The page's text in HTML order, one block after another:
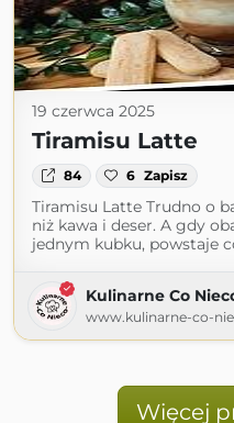
19 czerwca 2025
Tiramisu Latte
84 6 Zapisz
Tiramisu Latte Trudno o
niż kawa i deser. A gdy
jednym kubku, powstaje
Kulinarne Co
www.kulinarne-co-
Więcej